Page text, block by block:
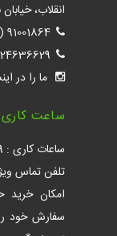
انقلاب،
91001864 (021)
ما را در
ساعت کاری
ساعات کاری : 9 صبح الی 18 و پنجشنبه ها 9 صبح الی 14
تلفن تماس ویژه :
امکان خرید
سفارش خود